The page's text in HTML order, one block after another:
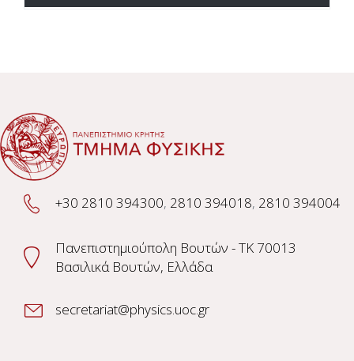
+30 2810 394300, 2810 394018, 2810 394004
Πανεπιστημιούπολη Βουτών - TK 70013
Βασιλικά Βουτών, Ελλάδα
secretariat@physics.uoc.gr